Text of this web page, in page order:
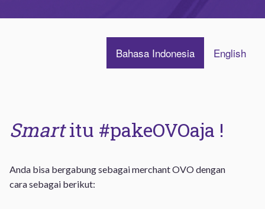
Bahasa Indonesia English
Smartitu #pakeOVOaja !
Anda bisa bergabung sebagai merchant OVO dengan
cara sebagai berikut: